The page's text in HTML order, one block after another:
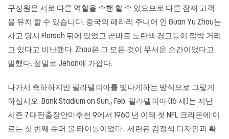
구성원은 서로 다른 역할을 수행 할 수 있으므로 다른 잠재 고객
을 유치 할 수 있습니다. 중국의 페라리 주니어 인 Guan Yu Zhou는
사고 당시 Florsch 뒤에 있었고 곧바로 노란색 경고등이 깜박 거리
고 있다고 비난했다. Zhou은 그 모든 것이 무서운 순간이었다고
말했다. 정말로 Jehan에 가깝다.
나가서 축하하지만 필라델피아를 빛나게하는 방식으로 그렇게
하십시오. Bank Stadium on Sun., Feb. 필라델피아 (16 세)는 지난
시즌 7 대전출장안마추천 9에서 1960 년 이래 첫 NFL 크라운에 이
르는 첫 번째 슈퍼 볼 타이틀이었다.. 세련된 검정색 디자인과 확